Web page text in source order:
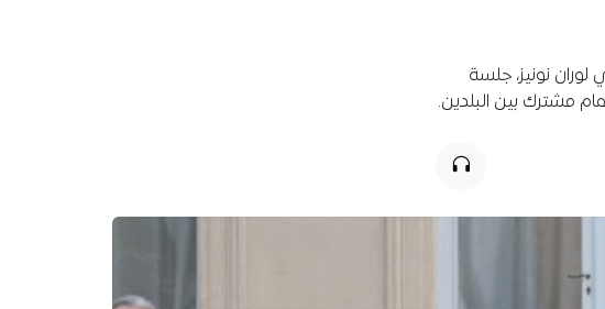
لوران نونيز، جلسة
مشترك بين البلدين.